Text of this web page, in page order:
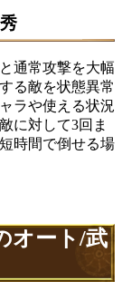
通常攻撃を大幅
る敵を状態異常
ラや使える状況
に対して3回ま
時間で倒せる場
オート/武